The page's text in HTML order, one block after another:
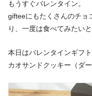
もうすぐバレンタイン。
gifteeにもたくさんのチョ
り、一度は食べてみたい
本日はバレンタインギフ
カオサンドクッキー（ダ